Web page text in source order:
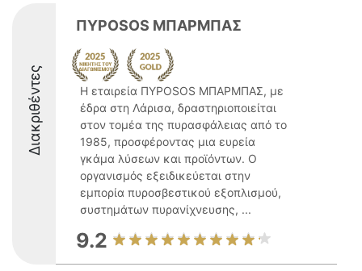
Διακριθέντες
ΠΥΡΟSOS ΜΠΑΡΜΠΑΣ
Η εταιρεία ΠΥΡΟSOS ΜΠΑΡΜΠΑΣ, με
έδρα στη Λάρισα, δραστηριοποιείται
στον τομέα της πυρασφάλειας από το
1985, προσφέροντας μια ευρεία
γκάμα λύσεων και προϊόντων. Ο
οργανισμός εξειδικεύεται στην
εμπορία πυροσβεστικού εξοπλισμού,
συστημάτων πυρανίχνευσης, ...
9.2